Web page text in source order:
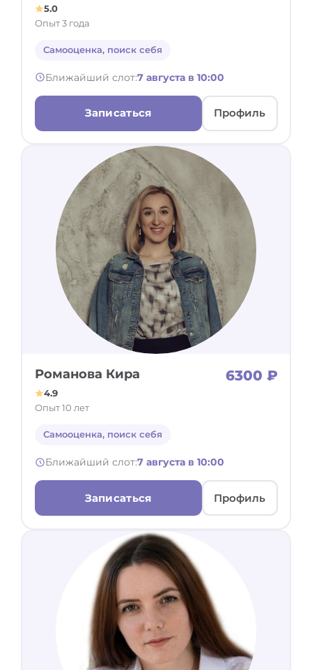
5.0
Опыт 3 года
Самооценка, поиск себя
Ближайший слот:7 августа в 10:00
Записаться Профиль
Романова Кира 6300 ₽
4.9
Опыт 10 лет
Самооценка, поиск себя
Ближайший слот:7 августа в 10:00
Записаться Профиль